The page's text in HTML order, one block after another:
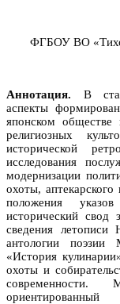
ФГБОУ ВО
Аннотация. В
аспекты
японском обществе
религиозных
исторической
исследования
модернизации
охоты,
положения
исторический свод
сведения летописи
антологии поэзии
«История
охоты и
современности.
ориентированный